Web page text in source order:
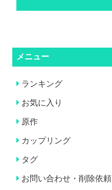
メニュー
ランキング
お気に入り
原作
カップリング
タグ
お問い合わせ・削除依頼